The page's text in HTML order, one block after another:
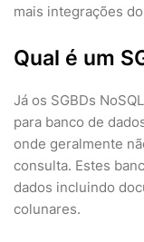
mais integrações
Qual é um
Já os SGBDs
para banco de
onde geralmente
consulta. Estes
dados incluindo
colunares.